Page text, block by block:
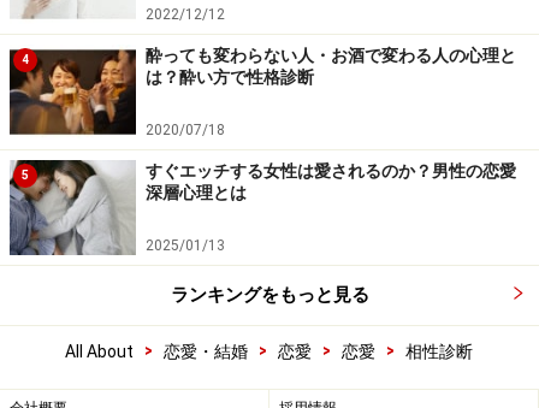
2022/12/12
4
酔っても変わらない人・お酒で変わる人の心理と
は？酔い方で性格診断
2020/07/18
5
すぐエッチする女性は愛されるのか？男性の恋愛
深層心理とは
2025/01/13
ランキングをもっと見る
All About > 恋愛・結婚 > 恋愛 > 恋愛 > 相性診断